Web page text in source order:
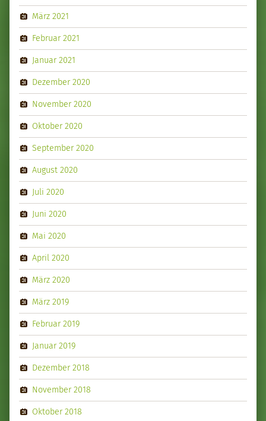
März 2021
Februar 2021
Januar 2021
Dezember 2020
November 2020
Oktober 2020
September 2020
August 2020
Juli 2020
Juni 2020
Mai 2020
April 2020
März 2020
März 2019
Februar 2019
Januar 2019
Dezember 2018
November 2018
Oktober 2018